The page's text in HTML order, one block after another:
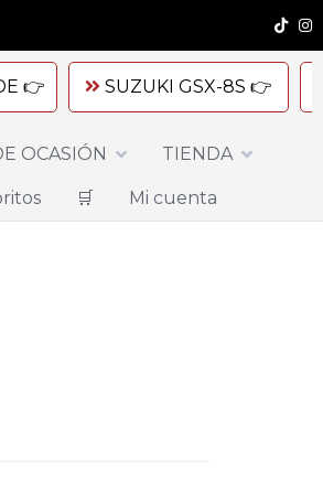
👉 SUZUKI GSX-8S 👉
OCASIÓN TIENDA
🛒 Mi cuenta